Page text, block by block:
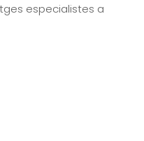
especialistes a